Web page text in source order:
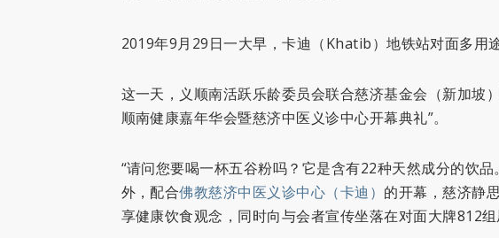
2019年9月29日一大早，卡迪（Khatib）地铁站对面多用
这一天，义顺南活跃乐龄委员会联合慈济基金会（新加坡
顺南健康嘉年华会暨慈济中医义诊中心开幕典礼”。
“请问您要喝一杯五谷粉吗？它是含有22种天然成分的饮
外，配合佛教慈济中医义诊中心（卡迪） 的开幕，慈济静
享健康饮食观念，同时向与会者宣传坐落在对面大牌812组